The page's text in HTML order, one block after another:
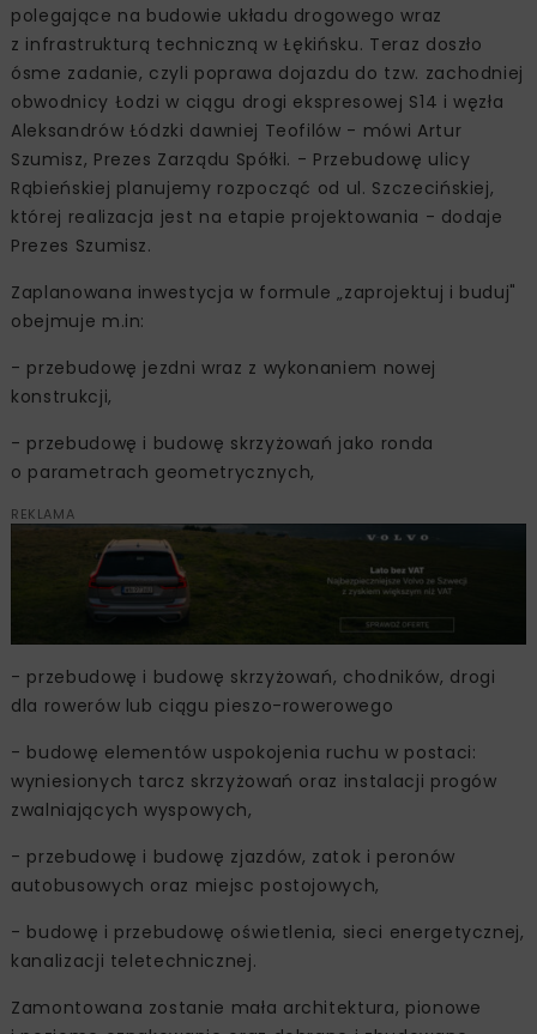
polegające na budowie układu drogowego wraz
z infrastrukturą techniczną w Łękińsku. Teraz doszło
ósme zadanie, czyli poprawa dojazdu do tzw. zachodniej
obwodnicy Łodzi w ciągu drogi ekspresowej S14 i węzła
Aleksandrów Łódzki dawniej Teofilów - mówi Artur
Szumisz, Prezes Zarządu Spółki. - Przebudowę ulicy
Rąbieńskiej planujemy rozpocząć od ul. Szczecińskiej,
której realizacja jest na etapie projektowania - dodaje
Prezes Szumisz.
Zaplanowana inwestycja w formule „zaprojektuj i buduj"
obejmuje m.in:
- przebudowę jezdni wraz z wykonaniem nowej
konstrukcji,
- przebudowę i budowę skrzyżowań jako ronda
o parametrach geometrycznych,
REKLAMA
- przebudowę i budowę skrzyżowań, chodników, drogi
dla rowerów lub ciągu pieszo-rowerowego
- budowę elementów uspokojenia ruchu w postaci:
wyniesionych tarcz skrzyżowań oraz instalacji progów
zwalniających wyspowych,
- przebudowę i budowę zjazdów, zatok i peronów
autobusowych oraz miejsc postojowych,
- budowę i przebudowę oświetlenia, sieci energetycznej,
kanalizacji teletechnicznej.
Zamontowana zostanie mała architektura, pionowe